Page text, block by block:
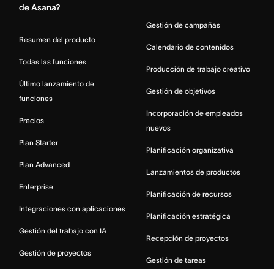
de Asana?
Resumen del producto
Todas las funciones
Último lanzamiento de
funciones
Precios
Plan Starter
Plan Advanced
Enterprise
Integraciones con aplicaciones
Gestión del trabajo con IA
Gestión de proyectos
Gestión de campañas
Calendario de contenidos
Producción de trabajo creativo
Gestión de objetivos
Incorporación de empleados
nuevos
Planificación organizativa
Lanzamientos de productos
Planificación de recursos
Planificación estratégica
Recepción de proyectos
Gestión de tareas